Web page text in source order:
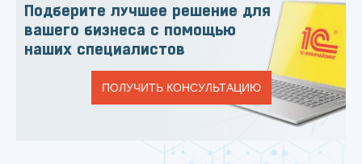
Подберите лучшее решение для
вашего бизнеса с помощью
наших специалистов
ПОЛУЧИТЬ КОНСУЛЬТАЦИЮ